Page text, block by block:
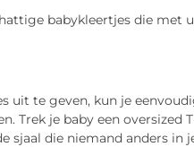
babykleertjes die met
uit te geven, kun je
Trek je baby een oversized
sjaal die niemand anders in